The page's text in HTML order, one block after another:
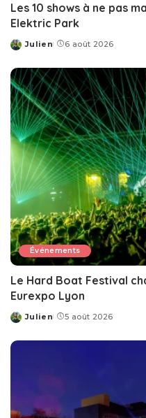
Les 10 shows à ne pas
Elektric Park
Posted
Julien 6 août 2026
Événements
Le Hard Boat Festival
Eurexpo Lyon
Posted
Julien 5 août 2026